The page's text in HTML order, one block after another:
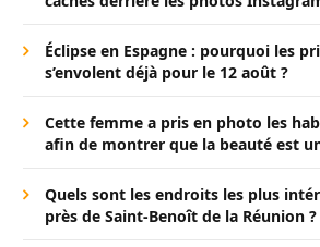
Éclipse en Espagne : pourquoi les
s’envolent déjà pour le 12 août ?
Cette femme a pris en photo les
afin de montrer que la beauté est
Quels sont les endroits les plus
près de Saint-Benoît de la Réunion ?